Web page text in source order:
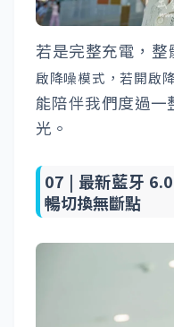
若是完整充電，
啟降噪模式，若開啟
能陪伴我們度過
光。
07 | 最新藍牙
暢切換無斷點